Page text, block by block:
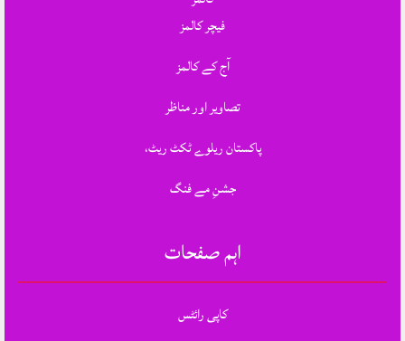
فیچر کالمز
آج کے کالمز
تصاویر اور مناظر
پاکستان ریلوے ٹکٹ ریٹ،
جشنِ مے فنگ
اہم صفحات
کاپی رائٹس